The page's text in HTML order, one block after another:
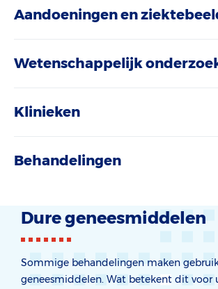
Aandoeningen en
Wetenschappelijk
Klinieken
Behandelingen
Dure geneesmiddelen
Sommige behandelingen maken
geneesmiddelen. Wat betekent dit voor